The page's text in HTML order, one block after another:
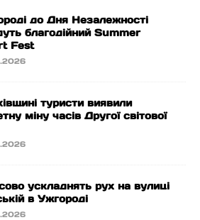
до Дня Незалежності
благодійний Summer
Fest
туристи виявили
міну часів Другої світової
ускладнять рух на вулиці
в Ужгороді